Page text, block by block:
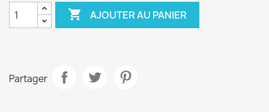
 AJOUTER AU PANIER
Partager